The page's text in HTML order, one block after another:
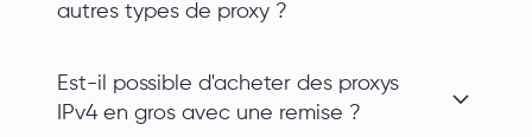
autres types de proxy ?
Est-il possible d'acheter des proxys
IPv4 en gros avec une remise ?